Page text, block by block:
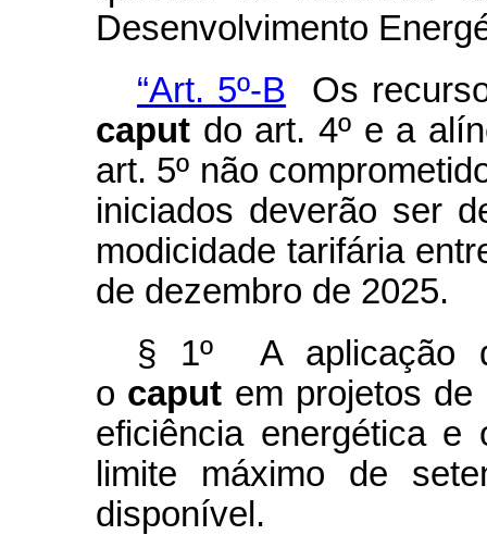
Desenvolvimento
“Art. 5º-B Os
caput do art. 4º e a
art. 5º não
iniciados deverão ser
modicidade tarifária
de dezembro de 2025.
§ 1º A aplicação
o caput em projetos
eficiência energética
limite máximo de
disponível.